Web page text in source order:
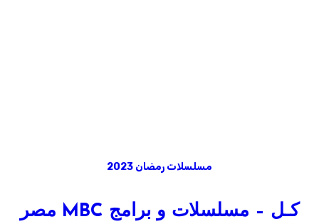
مسلسلات رمضان 2023
كـل – مسلسلات و برامج MBC مصر